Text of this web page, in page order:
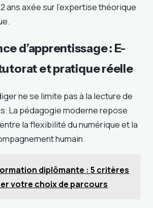
ans axée sur l’expertise théorique
d’apprentissage : E-
et pratique réelle
ne se limite pas à la lecture de
La pédagogie moderne repose
la flexibilité du numérique et la
humain.
diplômante : 5 critères
votre choix de parcours